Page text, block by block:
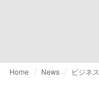
Home News ビジネス